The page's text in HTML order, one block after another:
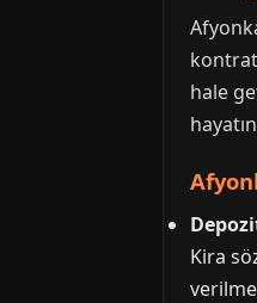
kontrat
hale
Kira